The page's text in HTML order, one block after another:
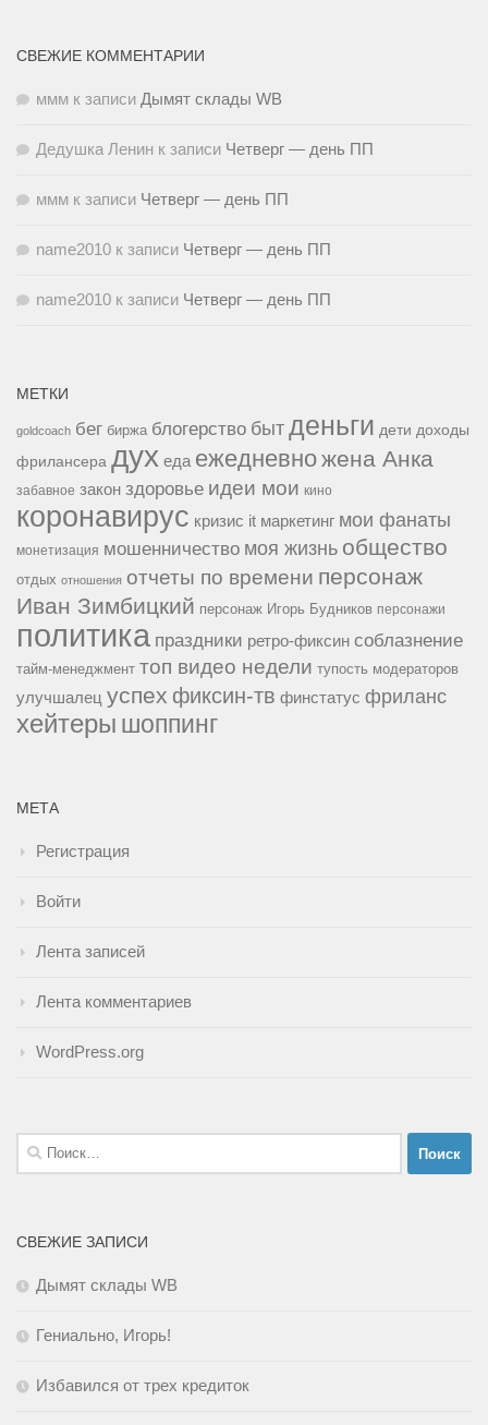
СВЕЖИЕ КОММЕНТАРИИ
ммм к записи Дымят склады WB
Дедушка Ленин к записи Четверг — день ПП
ммм к записи Четверг — день ПП
name2010 к записи Четверг — день ПП
name2010 к записи Четверг — день ПП
МЕТКИ
goldcoach бег биржа блогерство быт деньги дети доходы
фрилансера дух еда ежедневножена Анка
забавное закон здоровье идеи мои кино
коронавирус кризис it маркетинг мои фанаты
монетизация мошенничество моя жизнь общество
отдых отношения отчеты по времени персонаж
Иван Зимбицкий персонаж Игорь Будников персонажи
политика праздники ретро-фиксин соблазнение
тайм-менеджмент топ видео недели тупость модераторов
улучшалец успех фиксин-тв финстатус фриланс
хейтеры шоппинг
МЕТА
Регистрация
Войти
Лента записей
Лента комментариев
WordPress.org
Найти:
СВЕЖИЕ ЗАПИСИ
Дымят склады WB
Гениально, Игорь!
Избавился от трех кредиток